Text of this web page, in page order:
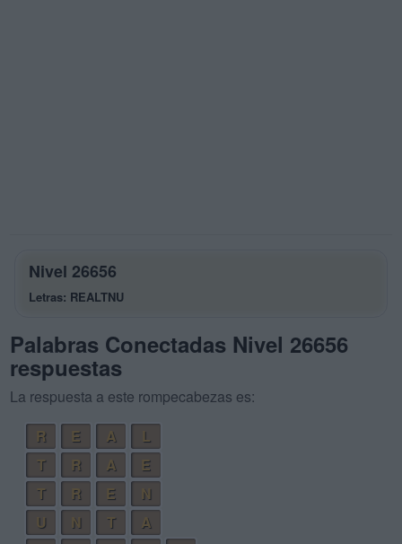
Nivel 26656
Letras: REALTNU
Palabras Conectadas Nivel 26656
respuestas
La respuesta a este rompecabezas es:
R
E A
L
T
R A
E
T
R E
N
U
N T
A